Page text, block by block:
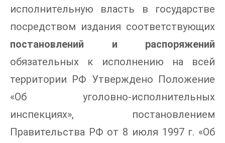
исполнительную власть в государстве
посредством издания соответствующих
постановлений и распоряжений
обязательных к исполнению на всей
территории РФ Утверждено Положение
«Об уголовно-исполнительных
инспекциях», постановлением
Правительства РФ от 8 июля 1997 г. «Об